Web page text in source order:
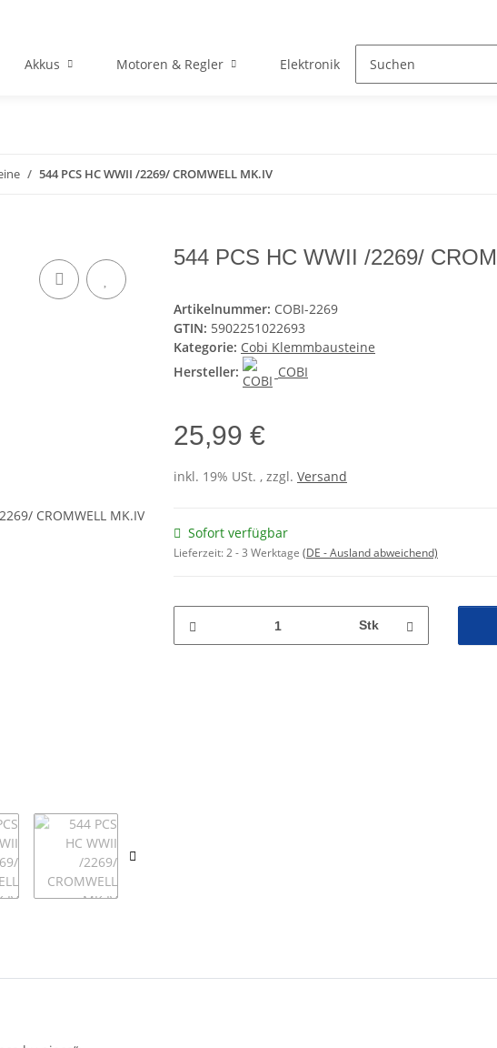
Akkus Motoren & Regler Elektronik Zubehör
544 PCS HC WWII /2269/ CROMWELL MK.IV
544 PCS HC WWII /2269/
Artikelnummer: COBI-2269
GTIN: 5902251022693
Kategorie: Cobi Klemmbausteine
Hersteller:
COBI
25,99 €
inkl. 19% USt. , zzgl. Versand
Sofort verfügbar
Lieferzeit:2 - 3 Werktage (DE - Ausland abweichend)
Stk